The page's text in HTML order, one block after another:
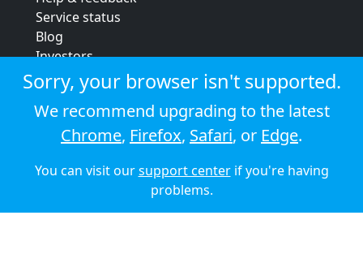
Service status
Blog
Investors
Strategic review
Terms & conditions
Privacy policy
Cookie policy
© 2026 Audioboom
Sorry, your browser isn't supported.
We recommend upgrading to the latest
Chrome, Firefox, Safari, or Edge.
You can visit oursupport centerif you're having
problems.